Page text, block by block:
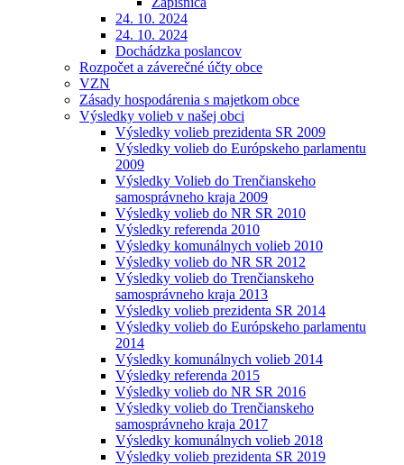
24. 10. 2024
24. 10. 2024
Dochádzka poslancov
Rozpočet a záverečné účty obce
VZN
Zásady hospodárenia s majetkom obce
Výsledky volieb v našej obci
Výsledky volieb prezidenta SR 2009
Výsledky volieb do Európskeho parlamentu
2009
Výsledky Volieb do Trenčianskeho
samosprávneho kraja 2009
Výsledky volieb do NR SR 2010
Výsledky referenda 2010
Výsledky komunálnych volieb 2010
Výsledky volieb do NR SR 2012
Výsledky volieb do Trenčianskeho
samosprávneho kraja 2013
Výsledky volieb prezidenta SR 2014
Výsledky volieb do Európskeho parlamentu
2014
Výsledky komunálnych volieb 2014
Výsledky referenda 2015
Výsledky volieb do NR SR 2016
Výsledky volieb do Trenčianskeho
samosprávneho kraja 2017
Výsledky komunálnych volieb 2018
Výsledky volieb prezidenta SR 2019